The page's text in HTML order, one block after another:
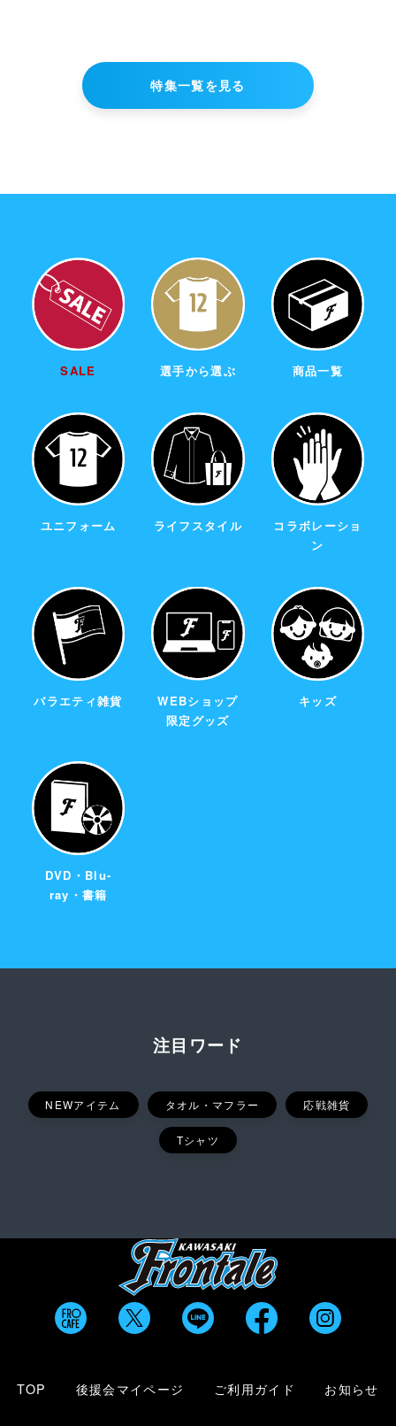
特集一覧を見る
SALE 選手から選ぶ 商品一覧
ユニフォーム ライフスタイル
コラボレーショ
ン
バラエティ雑貨
WEBショップ
限定グッズ
キッズ
DVD・Blu-
ray・書籍
注目ワード
NEWアイテム タオル・マフラー 応戦雑貨
Tシャツ
TOP 後援会マイページ ご利用ガイド お知らせ